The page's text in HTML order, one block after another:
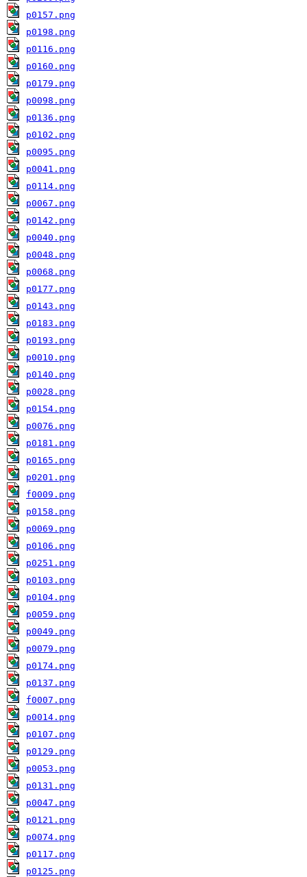
p0157.png
p0198.png
p0116.png
p0160.png
p0179.png
p0098.png
p0136.png
p0102.png
p0095.png
p0041.png
p0114.png
p0067.png
p0142.png
p0040.png
p0048.png
p0068.png
p0177.png
p0143.png
p0183.png
p0193.png
p0010.png
p0140.png
p0028.png
p0154.png
p0076.png
p0181.png
p0165.png
p0201.png
f0009.png
p0158.png
p0069.png
p0106.png
p0251.png
p0103.png
p0104.png
p0059.png
p0049.png
p0079.png
p0174.png
p0137.png
f0007.png
p0014.png
p0107.png
p0129.png
p0053.png
p0131.png
p0047.png
p0121.png
p0074.png
p0117.png
p0125.png